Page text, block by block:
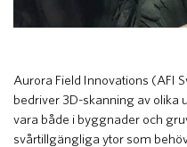
Aurora Field Innovations (AFI
bedriver 3D-skanning av olika
vara både i byggnader och
svårtillgängliga ytor som